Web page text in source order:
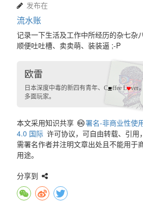
发布在
流水账
记录一下生活及工作中所经历的杂七杂八
顺便吐吐槽、卖卖萌、装装逼 ;-P
欧雷
日本深度中毒的新四有青年、 C ffee L ver，
多面玩家。
本文采用知识共享
署名-非商业性使
4.0 国际 许可协议，可自由转载、引用
需署名作者并注明文章出处且不能用于
用途。
分享到